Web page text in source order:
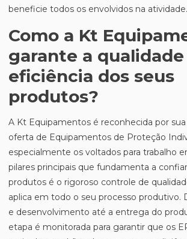
beneficie todos os envolvidos na atividade.
Como a Kt
garante a qualidade
eficiência dos seus
produtos?
A Kt Equipamentos é reconhecida por
oferta de Equipamentos de Proteção
especialmente os voltados para trabalho
pilares principais que fundamenta a
produtos é o rigoroso controle de
aplica em todo o seu processo produtivo.
e desenvolvimento até a entrega do
etapa é monitorada para garantir que os